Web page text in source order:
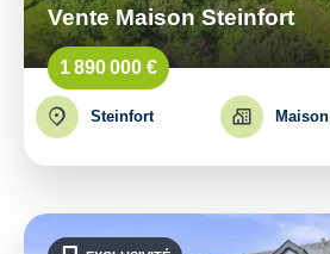
Vente Maison Steinfort
1 890 000 €
Steinfort Maison